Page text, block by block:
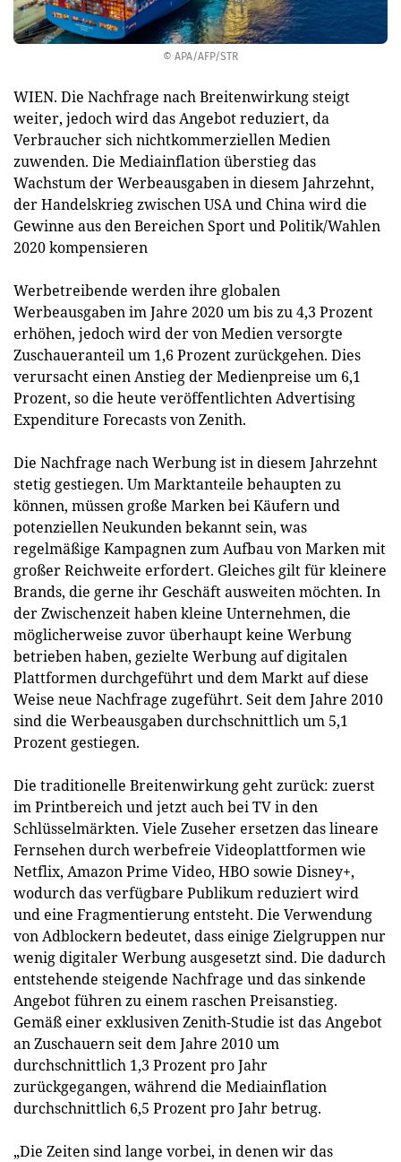
© APA/AFP/STR
WIEN. Die Nachfrage nach Breitenwirkung steigt
weiter, jedoch wird das Angebot reduziert, da
Verbraucher sich nichtkommerziellen Medien
zuwenden. Die Mediainflation überstieg das
Wachstum der Werbeausgaben in diesem Jahrzehnt,
der Handelskrieg zwischen USA und China wird die
Gewinne aus den Bereichen Sport und Politik/Wahlen
2020 kompensieren
Werbetreibende werden ihre globalen
Werbeausgaben im Jahre 2020 um bis zu 4,3 Prozent
erhöhen, jedoch wird der von Medien versorgte
Zuschaueranteil um 1,6 Prozent zurückgehen. Dies
verursacht einen Anstieg der Medienpreise um 6,1
Prozent, so die heute veröffentlichten Advertising
Expenditure Forecasts von Zenith.
Die Nachfrage nach Werbung ist in diesem Jahrzehnt
stetig gestiegen. Um Marktanteile behaupten zu
können, müssen große Marken bei Käufern und
potenziellen Neukunden bekannt sein, was
regelmäßige Kampagnen zum Aufbau von Marken mit
großer Reichweite erfordert. Gleiches gilt für kleinere
Brands, die gerne ihr Geschäft ausweiten möchten. In
der Zwischenzeit haben kleine Unternehmen, die
möglicherweise zuvor überhaupt keine Werbung
betrieben haben, gezielte Werbung auf digitalen
Plattformen durchgeführt und dem Markt auf diese
Weise neue Nachfrage zugeführt. Seit dem Jahre 2010
sind die Werbeausgaben durchschnittlich um 5,1
Prozent gestiegen.
Die traditionelle Breitenwirkung geht zurück: zuerst
im Printbereich und jetzt auch bei TV in den
Schlüsselmärkten. Viele Zuseher ersetzen das lineare
Fernsehen durch werbefreie Videoplattformen wie
Netflix, Amazon Prime Video, HBO sowie Disney+,
wodurch das verfügbare Publikum reduziert wird
und eine Fragmentierung entsteht. Die Verwendung
von Adblockern bedeutet, dass einige Zielgruppen nur
wenig digitaler Werbung ausgesetzt sind. Die dadurch
entstehende steigende Nachfrage und das sinkende
Angebot führen zu einem raschen Preisanstieg.
Gemäß einer exklusiven Zenith-Studie ist das Angebot
an Zuschauern seit dem Jahre 2010 um
durchschnittlich 1,3 Prozent pro Jahr
zurückgegangen, während die Mediainflation
durchschnittlich 6,5 Prozent pro Jahr betrug.
„Die Zeiten sind lange vorbei, in denen wir das